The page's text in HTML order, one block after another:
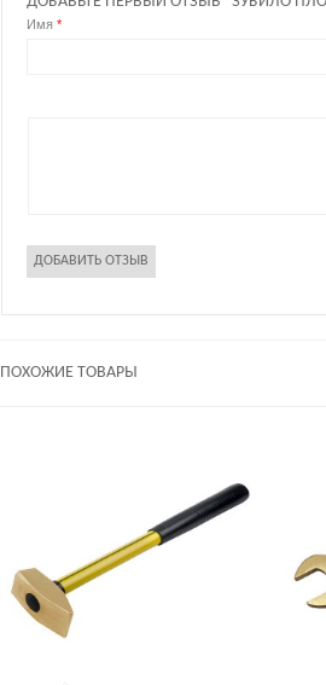
Имя *
ПОХОЖИЕ ТОВАРЫ